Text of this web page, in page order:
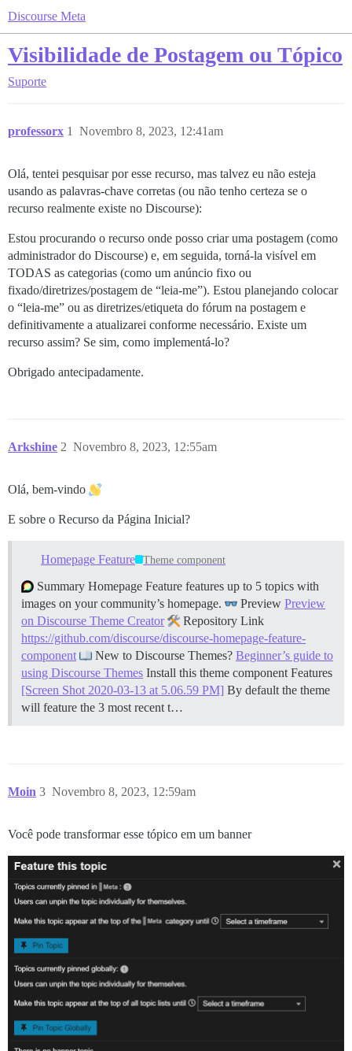
Discourse Meta
Visibilidade de Postagem ou Tópico
Suporte
professorx Novembro 8, 2023, 12:41am
1
Olá, tentei pesquisar por esse recurso, mas talvez eu não esteja
usando as palavras-chave corretas (ou não tenho certeza se o
recurso realmente existe no Discourse):
Estou procurando o recurso onde posso criar uma postagem (como
administrador do Discourse) e, em seguida, torná-la visível em
TODAS as categorias (como um anúncio fixo ou
fixado/diretrizes/postagem de “leia-me”). Estou planejando colocar
o “leia-me” ou as diretrizes/etiqueta do fórum na postagem e
definitivamente a atualizarei conforme necessário. Existe um
recurso assim? Se sim, como implementá-lo?
Obrigado antecipadamente.
Arkshine Novembro 8, 2023, 12:55am
2
Olá, bem-vindo
E sobre o Recurso da Página Inicial?
Homepage Feature Theme component
Summary Homepage Feature features up to 5 topics with
images on your community’s homepage.
Preview Preview
on Discourse Theme Creator
Repository Link
https://github.com/discourse/discourse-homepage-feature-
component
New to Discourse Themes? Beginner’s guide to
using Discourse Themes Install this theme component Features
[Screen Shot 2020-03-13 at 5.06.59 PM] By default the theme
will feature the 3 most recent t…
Moin Novembro 8, 2023, 12:59am
3
Você pode transformar esse tópico em um banner